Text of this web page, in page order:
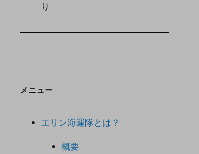
り
メニュー
エリン海運隊とは？
概要